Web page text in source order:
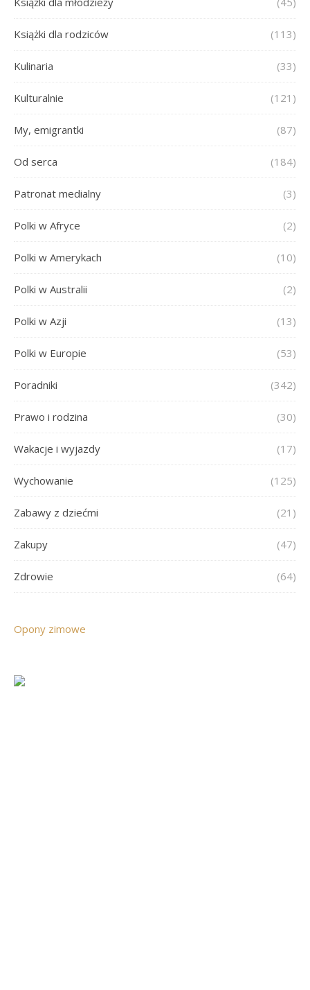
Książki dla rodziców (113)
Kulinaria (33)
Kulturalnie (121)
My, emigrantki (87)
Od serca (184)
Patronat medialny (3)
Polki w Afryce (2)
Polki w Amerykach (10)
Polki w Australii (2)
Polki w Azji (13)
Polki w Europie (53)
Poradniki (342)
Prawo i rodzina (30)
Wakacje i wyjazdy (17)
Wychowanie (125)
Zabawy z dziećmi (21)
Zakupy (47)
Zdrowie (64)
Opony zimowe